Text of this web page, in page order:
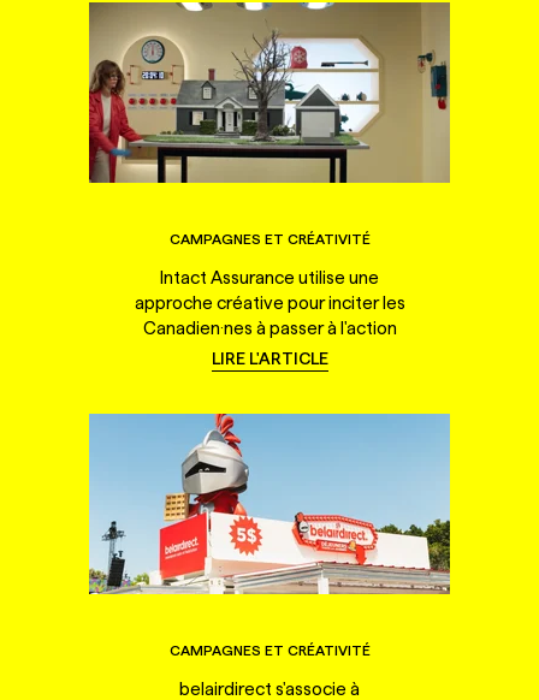
CAMPAGNES ET CRÉATIVITÉ
Intact Assurance utilise une
approche créative pour inciter les
Canadien·nes à passer à l'action
LIRE L'ARTICLE
CAMPAGNES ET CRÉATIVITÉ
belairdirect s'associe à